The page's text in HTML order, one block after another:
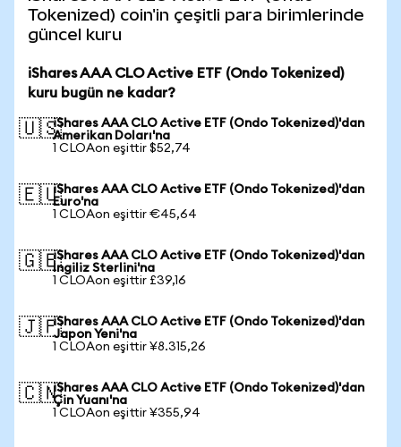
Tokenized) coin'in çeşitli para birimlerinde
güncel kuru
iShares AAA CLO Active ETF (Ondo Tokenized)
kuru bugün ne kadar?
🇺🇸iShares AAA CLO Active ETF (Ondo Tokenized)'dan
Amerikan Doları'na
1 CLOAon eşittir $52,74
🇪🇺iShares AAA CLO Active ETF (Ondo Tokenized)'dan
Euro'na
1 CLOAon eşittir €45,64
🇬🇧iShares AAA CLO Active ETF (Ondo Tokenized)'dan
İngiliz Sterlini'na
1 CLOAon eşittir £39,16
🇯🇵iShares AAA CLO Active ETF (Ondo Tokenized)'dan
Japon Yeni'na
1 CLOAon eşittir ¥8.315,26
🇨🇳iShares AAA CLO Active ETF (Ondo Tokenized)'dan
Çin Yuanı'na
1 CLOAon eşittir ¥355,94